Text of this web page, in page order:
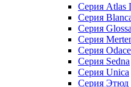
Серия Atlas
Серия
Серия Glossa
Серия
Серия Odace
Серия Sedna
Серия Unica
Серия Этюд